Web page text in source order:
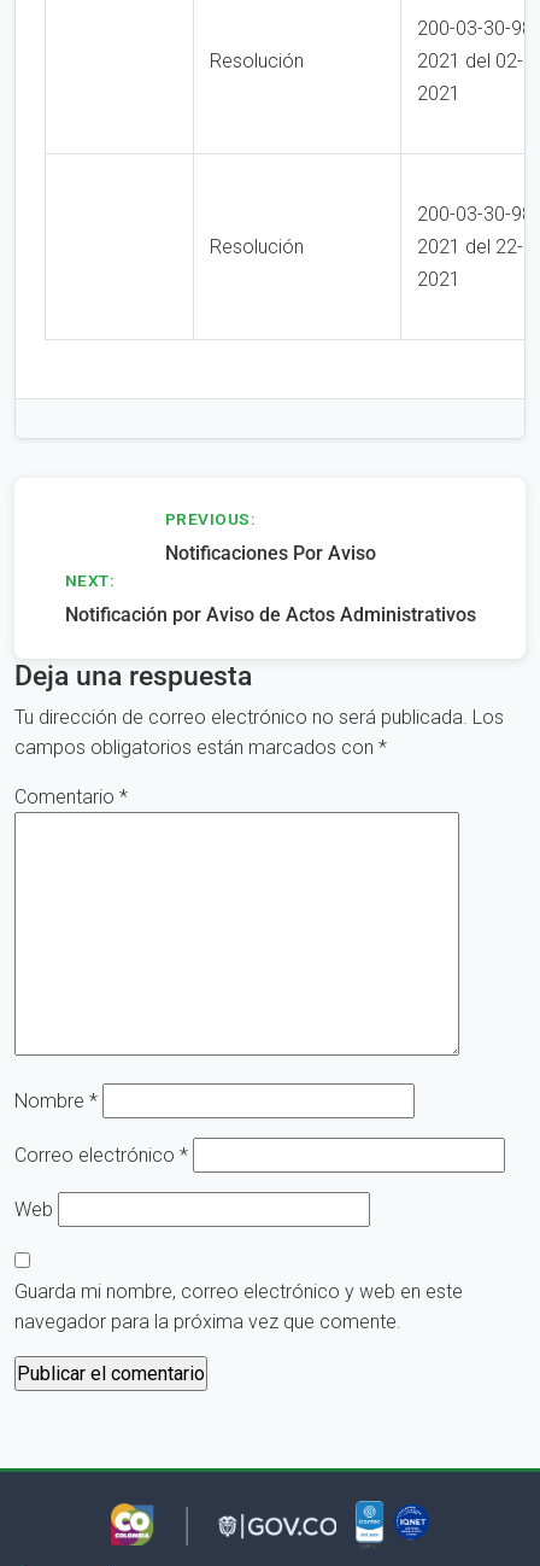
Resolución
200-03-30-
2021 del 02-
2021
Resolución
200-03-30-
2021 del 22-
2021
Navegación
entradas
PREVIOUS:
Notificaciones Por Aviso
NEXT:
Notificación por Aviso de Actos Administrativos
Deja una respuesta
Tu dirección de correo electrónico no será publicada. Los
campos obligatorios están marcados con *
Comentario *
Nombre *
Correo electrónico *
Web
Guarda mi nombre, correo electrónico y web en este
navegador para la próxima vez que comente.